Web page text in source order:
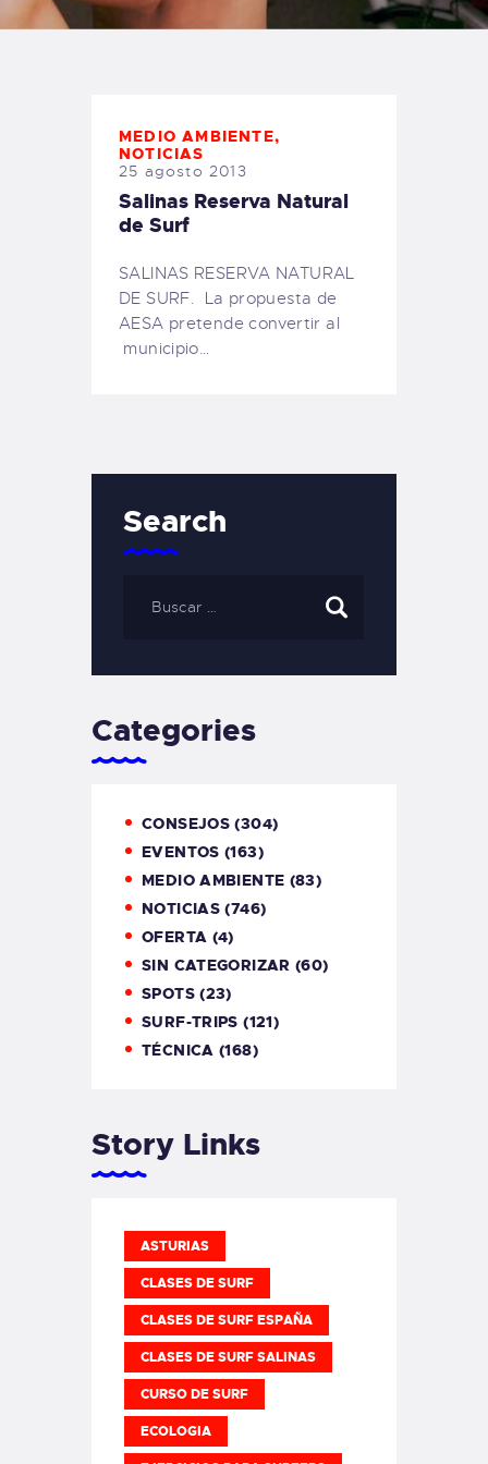
TIENDA FAMILY SURFERS
MEDIO AMBIENTE,
NOTICIAS
25 agosto 2013
Salinas Reserva Natural
de Surf
SALINAS RESERVA NATURAL
DE SURF. La propuesta de
AESA pretende convertir al
municipio…
Search
Categories
CONSEJOS (304)
EVENTOS (163)
MEDIO AMBIENTE (83)
NOTICIAS (746)
OFERTA (4)
SIN CATEGORIZAR (60)
SPOTS(23)
SURF-TRIPS (121)
TÉCNICA (168)
Story Links
ASTURIAS
CLASES DE SURF
CLASES DE SURF ESPAÑA
CLASES DE SURF SALINAS
CURSO DE SURF
ECOLOGIA